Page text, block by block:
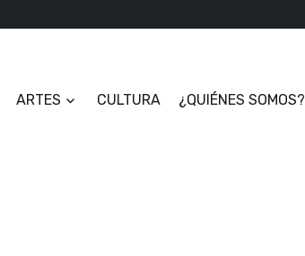
ARTES
CULTURA ¿QUIÉNES SOMOS?